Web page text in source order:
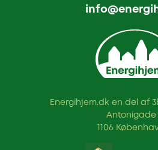
Energihjem.dk en del af
Antonigade
1106